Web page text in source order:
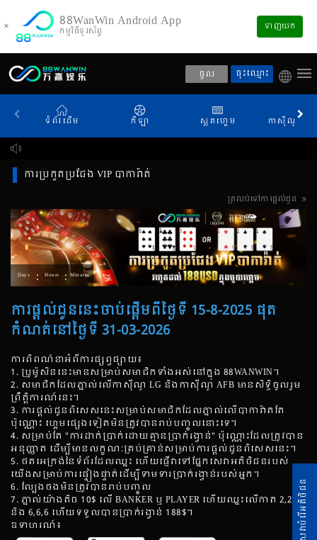
× 88WanWin Android App
កម្មវិធីទូរស័ព្ទ ទាញយក
ចូល ចុះឈ្មោះ
ទំព័រដើម កីឡា ស្លតហ្គេម កាស៊ីណូផ្សា
ការប្រកួតប្រជែង VIP បាការ៉ាត់
ត្រលប់ទៅការផ្តល់ជូន
Days : Hours : Minutes
ការផ្តល់ជូននេះចាប់ផ្តើមពីថ្ងៃទី 15-8-2025 ផុត
កំណត់នៅថ្ងៃទី 31-03-2026
ការពិពណ៌នាអំពីការផ្សព្វផ្សាយ៖
1. ប្រូម៉ូសិននេះមានសម្រាប់សមាជិកទាំងអស់នៅក្នុង 88WANWIN។
2. សមាជិកដែលភ្នាល់លើកាស៊ីណូ LG និងកាស៊ីណូ AFB មានសិទ្ធិចូលរួម
ព្រឹត្តិការណ៍នេះ។
3. ការផ្តល់ជូនពិសេសនេះសម្រាប់សមាជិកដែលភ្នាល់លើបាការ៉ាតតែ
ប៉ុណ្ណោះ ហ្គេមផ្សេងទៀតមិនត្រូវបានរាប់បញ្ចូលនោះទេ។
4. សម្រាប់តែ "ការដាក់ប្រាក់ដោយគ្មានប្រាក់រង្វាន់" ប៉ុណ្ណោះដែលត្រូវបាន
អនុញ្ញាត ដើម្បីមានលក្ខណៈគ្រប់គ្រាន់សម្រាប់ការផ្តល់ជូនពិសេសនេះ។
5. ថតអេក្រង់នៃទំព័រដែលឈ្នះ ហើយផ្ញើវាទៅផ្នែកសេវាអតិថិជនរបស់
យើងសម្រាប់ការផ្ទៀងផ្ទាត់ដើម្បីទាមទារប្រាក់រង្វាន់របស់អ្នក។
6. ល្បែងចងមិនត្រូវបានរាប់បញ្ចូល
7. ភ្នាល់យ៉ាងតិច 10$ លើ BANKER ឬ PLAYER ហើយឈ្នះលើកាត 2,2,2
និង 6,6,6 ហើយទទួលបានប្រាក់រង្វាន់ 188$។
ឧទាហរណ៍៖
សេវាបំរើអតិថិជន